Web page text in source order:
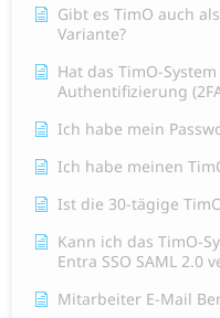
Gibt es TimO auch
Variante?
Hat das TimO-
Authentifizierung
Ich habe mein
Ich habe meinen
Ist die 30-tägige
Kann ich das TimO-
Entra SSO SAML 2.0
Mitarbeiter E-Mail